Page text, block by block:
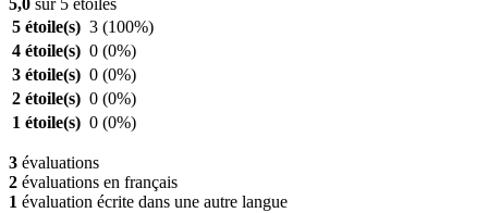
5,0 sur 5 étoiles
5 étoile(s) 3 (100%)
4 étoile(s) 0 (0%)
3 étoile(s) 0 (0%)
2 étoile(s) 0 (0%)
1 étoile(s) 0 (0%)
3 évaluations
2 évaluations en français
1 évaluation écrite dans une autre langue